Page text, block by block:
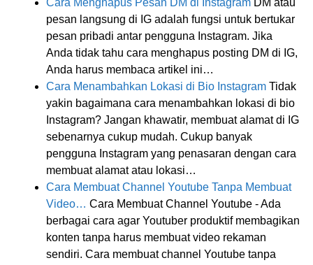
Cara Menghapus Pesan DM di Instagram DM atau
pesan langsung di IG adalah fungsi untuk bertukar
pesan pribadi antar pengguna Instagram. Jika
Anda tidak tahu cara menghapus posting DM di IG,
Anda harus membaca artikel ini…
Cara Menambahkan Lokasi di Bio Instagram Tidak
yakin bagaimana cara menambahkan lokasi di bio
Instagram? Jangan khawatir, membuat alamat di IG
sebenarnya cukup mudah. Cukup banyak
pengguna Instagram yang penasaran dengan cara
membuat alamat atau lokasi…
Cara Membuat Channel Youtube Tanpa Membuat
Video… Cara Membuat Channel Youtube - Ada
berbagai cara agar Youtuber produktif membagikan
konten tanpa harus membuat video rekaman
sendiri. Cara membuat channel Youtube tanpa